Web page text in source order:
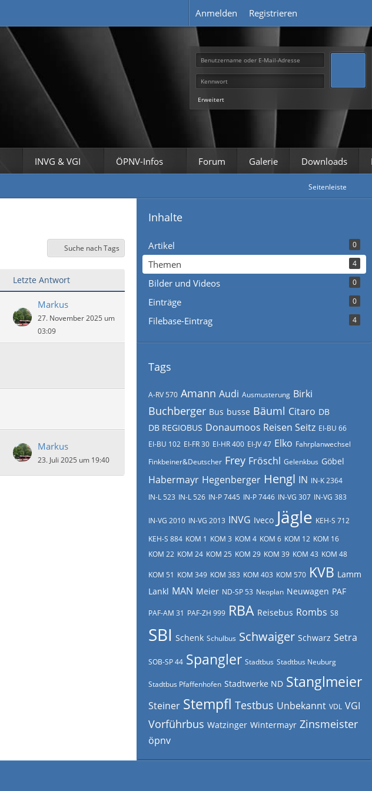
Anmelden Registrieren
Erweitert
INVG & VGI ÖPNV-Infos Forum Galerie Downloads
Seitenleiste
Suche nach Tags
Letzte Antwort
Markus
27. November 2025 um
03:09
Markus
23. Juli 2025 um 19:40
Inhalte
Artikel 0
Themen 4
Bilder und Videos 0
Einträge 0
Filebase-Eintrag 4
Tags
A-RV 570 Amann Audi Ausmusterung Birki
Buchberger Bus busse Bäuml Citaro DB
DB REGIOBUS Donaumoos Reisen Seitz EI-BU 66
EI-BU 102 EI-FR 30 EI-HR 400 EI-JV 47 Elko Fahrplanwechsel
Finkbeiner&Deutscher Frey Fröschl Gelenkbus Göbel
Habermayr Hegenberger Hengl IN IN-K 2364
IN-L 523 IN-L 526 IN-P 7445 IN-P 7446 IN-VG 307 IN-VG 383
IN-VG 2010 IN-VG 2013 INVG Iveco Jägle KEH-S 712
KEH-S 884 KOM 1 KOM 3 KOM 4 KOM 6 KOM 12 KOM 16
KOM 22 KOM 24 KOM 25 KOM 29 KOM 39 KOM 43 KOM 48
KOM 51 KOM 349 KOM 383 KOM 403 KOM 570 KVB Lamm
Lankl MAN Meier ND-SP 53 Neoplan Neuwagen PAF
PAF-AM 31 PAF-ZH 999 RBA Reisebus Rombs S8
SBI Schenk Schulbus Schwaiger Schwarz Setra
SOB-SP 44 Spangler Stadtbus Stadtbus Neuburg
Stadtbus Pfaffenhofen Stadtwerke ND Stanglmeier
Steiner Stempfl Testbus Unbekannt VDL VGI
Vorführbus Watzinger Wintermayr Zinsmeister
öpnv